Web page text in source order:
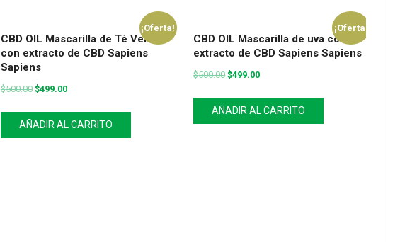
¡Oferta!
CBD OIL Mascarilla de Té Verde
con extracto de CBD Sapiens
Sapiens
$500.00 $499.00
AÑADIR AL CARRITO
¡Oferta!
CBD OIL Mascarilla de uva con
extracto de CBD Sapiens Sapiens
$500.00 $499.00
AÑADIR AL CARRITO